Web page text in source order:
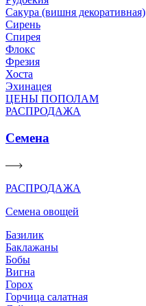
Сакура (вишня декоративная)
Сирень
Спирея
Флокс
Фрезия
Хоста
Эхинацея
ЦЕНЫ ПОПОЛАМ
РАСПРОДАЖА
Семена
РАСПРОДАЖА
Семена овощей
Базилик
Баклажаны
Бобы
Вигна
Горох
Горчица салатная